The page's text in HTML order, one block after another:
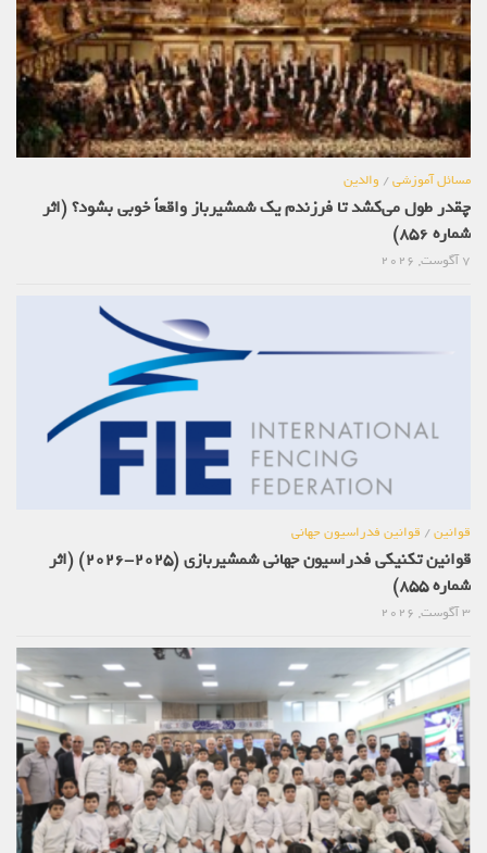
مسائل آموزشی/ والدین
چقدر طول می‌کشد تا فرزندم یک شمشیرباز واقعاً خوبی بشود؟ (اثر
شماره 856)
7 آگوست, 2026
قوانین/ قوانین فدراسیون جهانی
قوانین تکنیکی فدراسیون جهانی شمشیربازی (2025-2026) (اثر
شماره 855)
3 آگوست, 2026